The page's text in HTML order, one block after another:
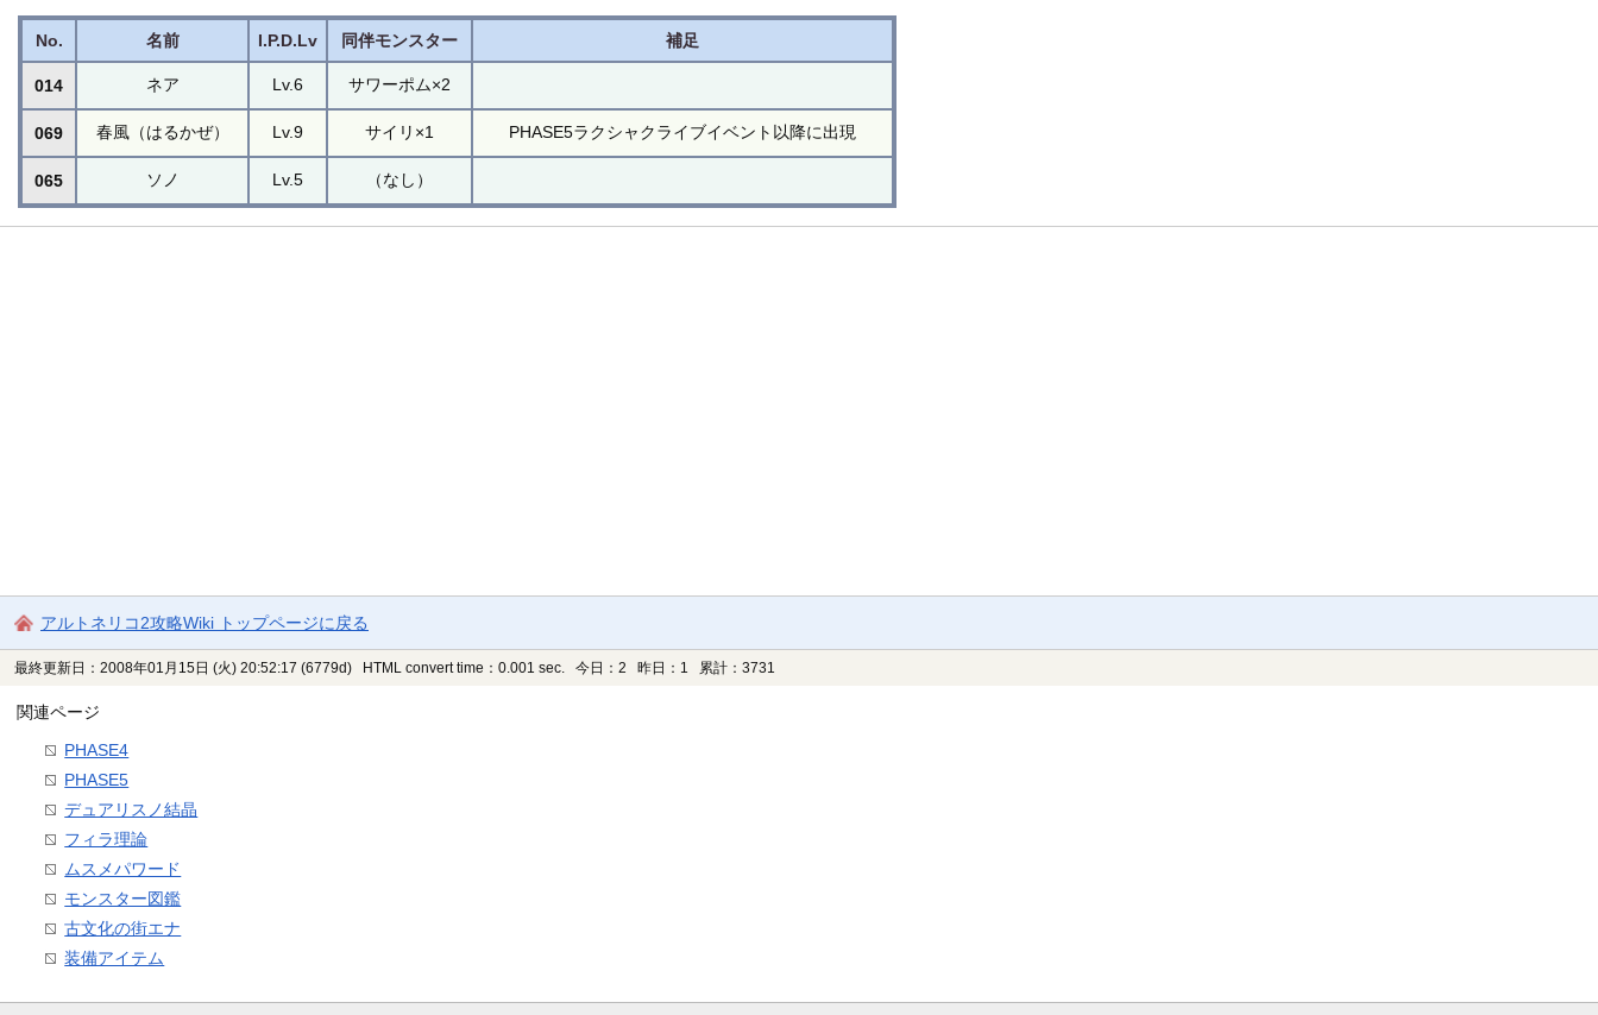
No. 名前 I.P.D.Lv 同伴モンスター 補足
014 ネア Lv.6 サワーポム×2
069 春風（はるかぜ） Lv.9 サイリ×1 PHASE5ラクシャクライブイベント以降に出現
065 ソノ Lv.5 （なし）
アルトネリコ2攻略Wiki トップページに戻る
最終更新日：2008年01月15日 (火) 20:52:17 (6779d) HTML convert time：0.001 sec. 今日：2 昨日：1 累計：3731
関連ページ
PHASE4
PHASE5
デュアリスノ結晶
フィラ理論
ムスメパワード
モンスター図鑑
古文化の街エナ
装備アイテム